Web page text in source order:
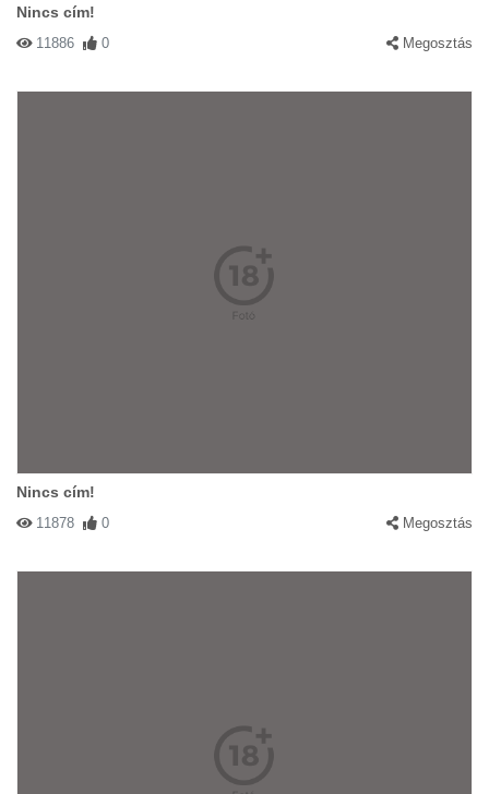
Nincs cím!
11886 0 Megosztás
Nincs cím!
11878 0 Megosztás